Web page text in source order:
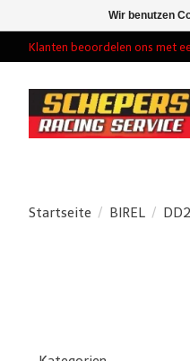
Klanten beoordelen ons met
Startseite / BIREL / DD2
Wir benutzen